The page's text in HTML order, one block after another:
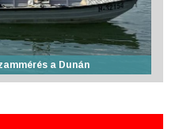
a Dunán